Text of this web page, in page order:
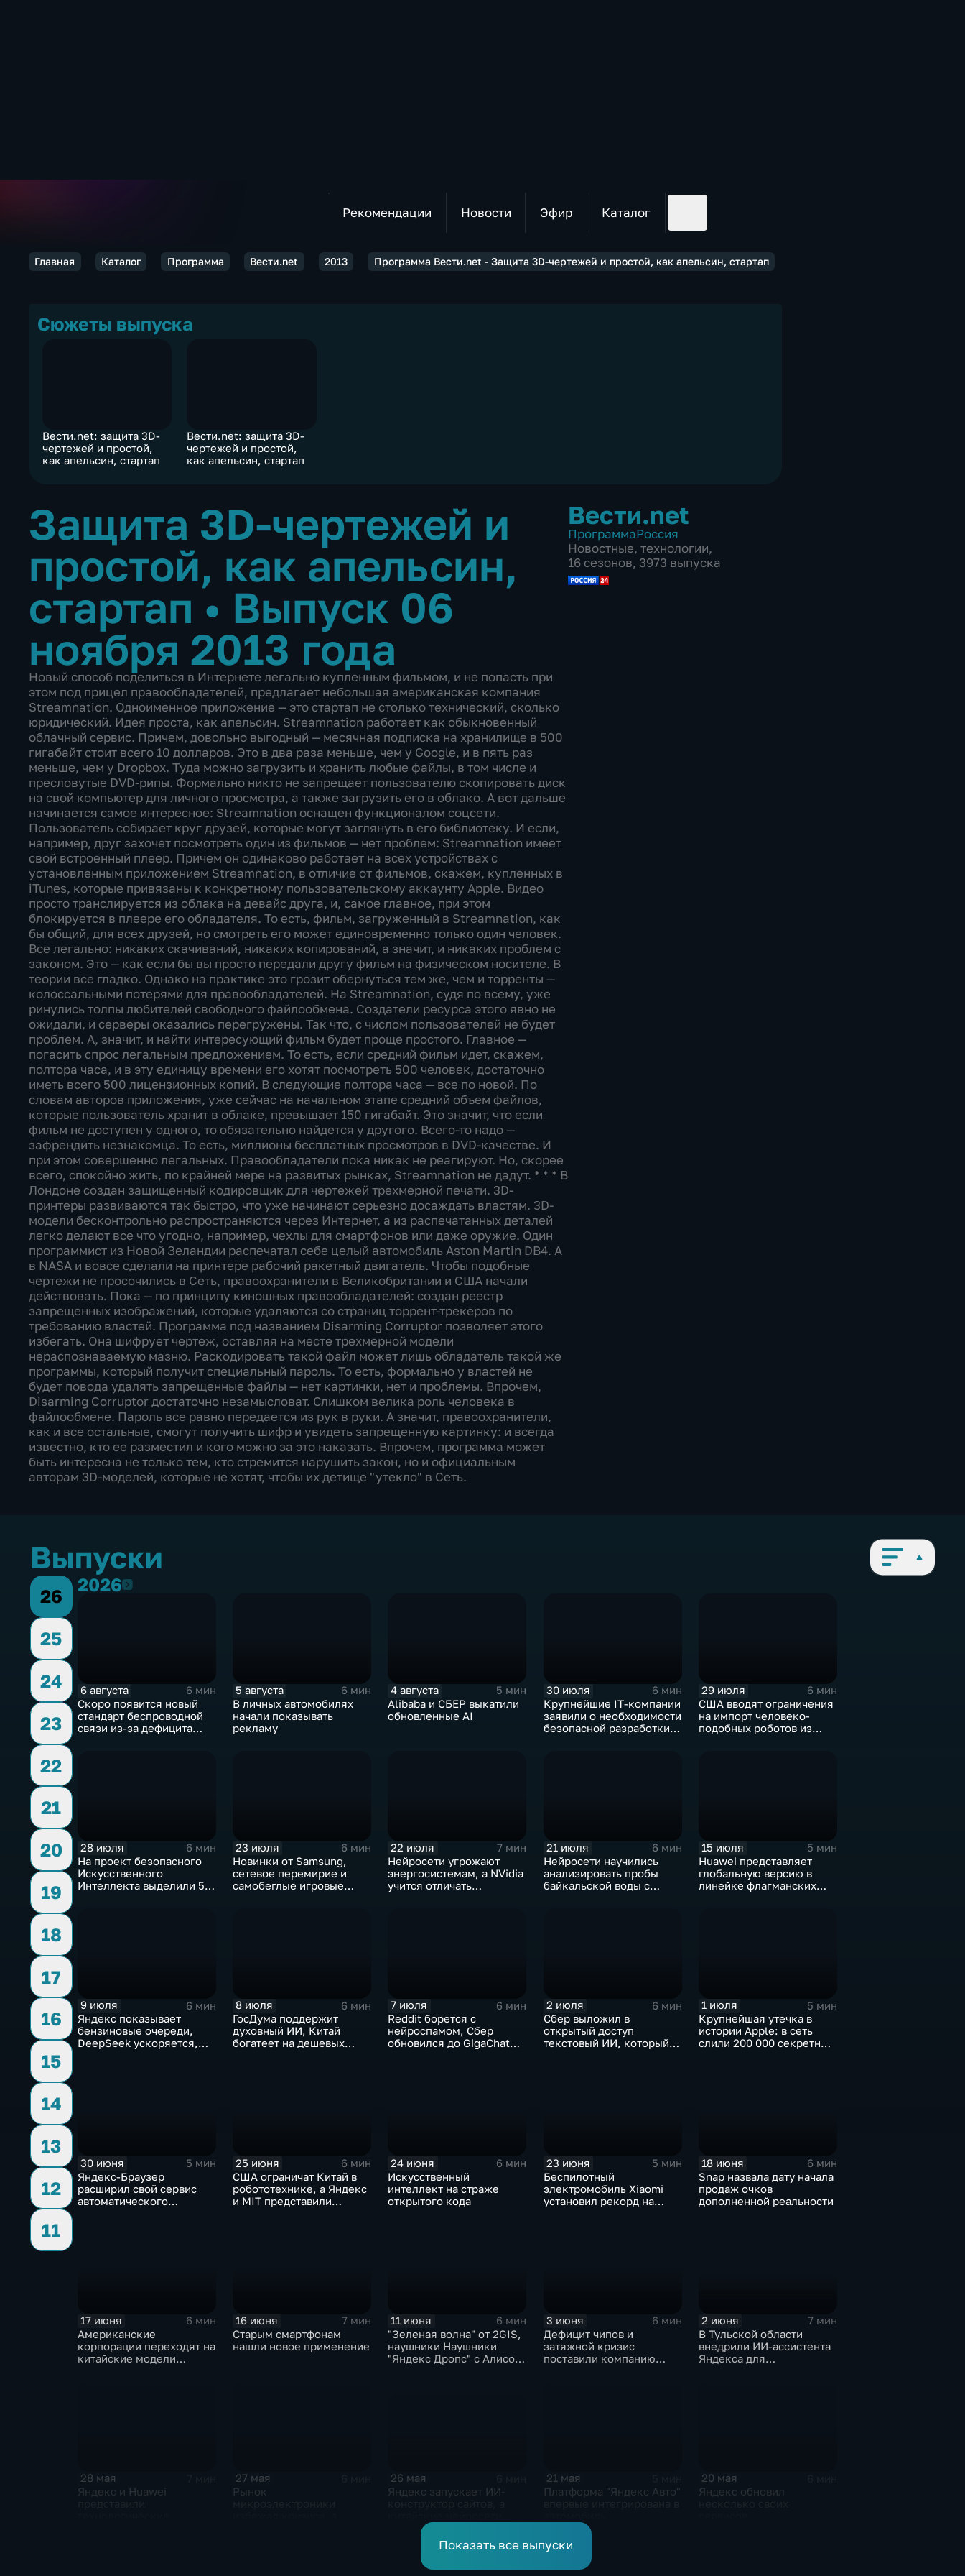
Рекомендации Новости Эфир Каталог
Главная Каталог Программа Вести.net 2013 Программа Вести.net - Защита 3D-чертежей и простой, как апельсин, стартап
Сюжеты выпуска
Вести.net: защита 3D-
чертежей и простой,
как апельсин, стартап
Вести.net: защита 3D-
чертежей и простой,
как апельсин, стартап
Защита 3D-чертежей и
простой, как апельсин,
стартап • Выпуск 06
ноября 2013 года
Новый способ поделиться в Интернете легально купленным фильмом, и не попасть при
этом под прицел правообладателей, предлагает небольшая американская компания
Streamnation. Одноименное приложение — это стартап не столько технический, сколько
юридический. Идея проста, как апельсин. Streamnation работает как обыкновенный
облачный сервис. Причем, довольно выгодный — месячная подписка на хранилище в 500
гигабайт стоит всего 10 долларов. Это в два раза меньше, чем у Google, и в пять раз
меньше, чем у Dropbox. Туда можно загрузить и хранить любые файлы, в том числе и
пресловутые DVD-рипы. Формально никто не запрещает пользователю скопировать диск
на свой компьютер для личного просмотра, а также загрузить его в облако. А вот дальше
начинается самое интересное: Streamnation оснащен функционалом соцсети.
Пользователь собирает круг друзей, которые могут заглянуть в его библиотеку. И если,
например, друг захочет посмотреть один из фильмов — нет проблем: Streamnation имеет
свой встроенный плеер. Причем он одинаково работает на всех устройствах с
установленным приложением Streamnation, в отличие от фильмов, скажем, купленных в
iTunes, которые привязаны к конкретному пользовательскому аккаунту Apple. Видео
просто транслируется из облака на девайс друга, и, самое главное, при этом
блокируется в плеере его обладателя. То есть, фильм, загруженный в Streamnation, как
бы общий, для всех друзей, но смотреть его может единовременно только один человек.
Все легально: никаких скачиваний, никаких копирований, а значит, и никаких проблем с
законом. Это — как если бы вы просто передали другу фильм на физическом носителе. В
теории все гладко. Однако на практике это грозит обернуться тем же, чем и торренты —
колоссальными потерями для правообладателей. На Streamnation, судя по всему, уже
ринулись толпы любителей свободного файлообмена. Создатели ресурса этого явно не
ожидали, и серверы оказались перегружены. Так что, с числом пользователей не будет
проблем. А, значит, и найти интересующий фильм будет проще простого. Главное —
погасить спрос легальным предложением. То есть, если средний фильм идет, скажем,
полтора часа, и в эту единицу времени его хотят посмотреть 500 человек, достаточно
иметь всего 500 лицензионных копий. В следующие полтора часа — все по новой. По
словам авторов приложения, уже сейчас на начальном этапе средний объем файлов,
которые пользователь хранит в облаке, превышает 150 гигабайт. Это значит, что если
фильм не доступен у одного, то обязательно найдется у другого. Всего-то надо —
зафрендить незнакомца. То есть, миллионы бесплатных просмотров в DVD-качестве. И
при этом совершенно легальных. Правообладатели пока никак не реагируют. Но, скорее
всего, спокойно жить, по крайней мере на развитых рынках, Streamnation не дадут. * * * В
Лондоне создан защищенный кодировщик для чертежей трехмерной печати. 3D-
принтеры развиваются так быстро, что уже начинают серьезно досаждать властям. 3D-
модели бесконтрольно распространяются через Интернет, а из распечатанных деталей
легко делают все что угодно, например, чехлы для смартфонов или даже оружие. Один
программист из Новой Зеландии распечатал себе целый автомобиль Aston Martin DB4. А
в NASA и вовсе сделали на принтере рабочий ракетный двигатель. Чтобы подобные
чертежи не просочились в Сеть, правоохранители в Великобритании и США начали
действовать. Пока — по принципу киношных правообладателей: создан реестр
запрещенных изображений, которые удаляются со страниц торрент-трекеров по
требованию властей. Программа под названием Disarming Corruptor позволяет этого
избегать. Она шифрует чертеж, оставляя на месте трехмерной модели
нераспознаваемую мазню. Раскодировать такой файл может лишь обладатель такой же
программы, который получит специальный пароль. То есть, формально у властей не
будет повода удалять запрещенные файлы — нет картинки, нет и проблемы. Впрочем,
Disarming Corruptor достаточно незамысловат. Слишком велика роль человека в
файлообмене. Пароль все равно передается из рук в руки. А значит, правоохранители,
как и все остальные, смогут получить шифр и увидеть запрещенную картинку: и всегда
известно, кто ее разместил и кого можно за это наказать. Впрочем, программа может
быть интересна не только тем, кто стремится нарушить закон, но и официальным
авторам 3D-моделей, которые не хотят, чтобы их детище "утекло" в Сеть.
Вести.net
ПрограммаРоссия
Новостные, технологии,
16 сезонов, 3973 выпуска
Выпуски
26
25
24
23
22
21
20
19
18
17
16
15
14
13
12
11
20262026
6 августа
6 мин
Скоро появится новый
стандарт беспроводной
связи из-за дефицита
5 августа
6 мин
В личных автомобилях
начали показывать
рекламу
4 августа
5 мин
Alibaba и СБЕР выкатили
обновленные AI
30 июля
6 мин
Крупнейшие IT‑компании
заявили о необходимости
безопасной разработки
29 июля
6 мин
США вводят ограничения
на импорт человеко-
подобных роботов из
28 июля
6 мин
На проект безопасного
Искусственного
Интеллекта выделили 5
23 июля
6 мин
Новинки от Samsung,
сетевое перемирие и
самобеглые игровые
22 июля
7 мин
Нейросети угрожают
энергосистемам, а NVidia
учится отличать
21 июля
6 мин
Нейросети научились
анализировать пробы
байкальской воды с
15 июля
5 мин
Huawei представляет
глобальную версию в
линейке флагманских
9 июля
6 мин
Яндекс показывает
бензиновые очереди,
DeepSeek ускоряется,
8 июля
6 мин
ГосДума поддержит
духовный ИИ, Китай
богатеет на дешевых
7 июля
6 мин
Reddit борется с
нейроспамом, Сбер
обновился до GigaChat
2 июля
6 мин
Сбер выложил в
открытый доступ
текстовый ИИ, который
1 июля
5 мин
Крупнейшая утечка в
истории Apple: в сеть
слили 200 000 секретных
30 июня
5 мин
Яндекс-Браузер
расширил свой сервис
автоматического
25 июня
6 мин
США ограничат Китай в
робототехнике, а Яндекс
и MIT представили
24 июня
6 мин
Искусственный
интеллект на страже
открытого кода
23 июня
5 мин
Беспилотный
электромобиль Xiaomi
установил рекорд на
18 июня
6 мин
Snap назвала дату начала
продаж очков
дополненной реальности
17 июня
6 мин
Американские
корпорации переходят на
китайские модели
16 июня
7 мин
Старым смартфонам
нашли новое применение
11 июня
6 мин
"Зеленая волна" от 2GIS,
наушники Наушники
"Яндекс Дропс" с Алисой
3 июня
6 мин
Дефицит чипов и
затяжной кризис
поставили компанию
2 июня
7 мин
В Тульской области
внедрили ИИ-ассистента
Яндекса для
28 мая
Яндекс и Huawei
27 мая
Рынок
26 мая
Яндекс запускает ИИ-
демпингуют цены
21 мая
Платформа "Яндекс Авто"
20 мая
Яндекс обновил
Показать все выпуски